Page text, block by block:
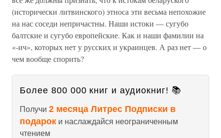
(исторически литвинского) этноса эти весьма непохожие
на нас соседи непричастны. Наши истоки — сугубо
балтские и сугубо европейские. Как и наши фамилии на
«-ич», которых нет у русских и украинцев. А раз нет — о
чем вообще спорить?
Более 800 000 книг и аудиокниг! 📚
Получи 2 месяца Литрес Подписки в
подарок и наслаждайся неограниченным
чтением